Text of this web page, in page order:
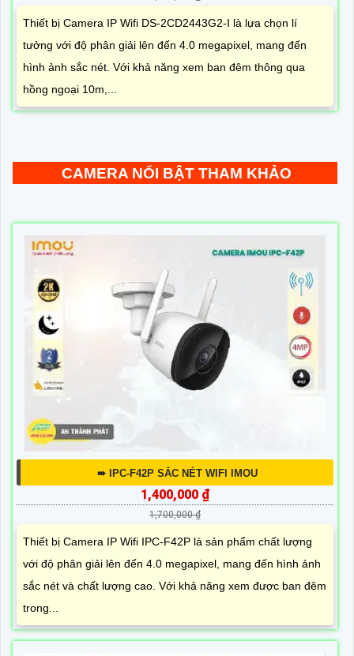
Thiết bị Camera IP Wifi DS-2CD2443G2-I là lựa chọn lí
tưởng với độ phân giải lên đến 4.0 megapixel, mang đến
hình ảnh sắc nét. Với khả năng xem ban đêm thông qua
hồng ngoại 10m,...
CAMERA NỔI BẬT THAM KHẢO
➠ IPC-F42P SẮC NÉT WIFI IMOU
1,400,000 ₫
1,700,000 ₫
Thiết bị Camera IP Wifi IPC-F42P là sản phẩm chất lượng
với độ phân giải lên đến 4.0 megapixel, mang đến hình ảnh
sắc nét và chất lượng cao. Với khả năng xem được ban đêm
trong...